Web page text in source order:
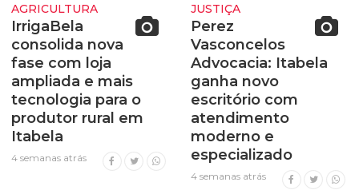
AGRICULTURA
IrrigaBela
consolida nova
fase com loja
ampliada e mais
tecnologia para o
produtor rural em
Itabela
4 semanas atrás
JUSTIÇA
Perez
Vasconcelos
Advocacia: Itabela
ganha novo
escritório com
atendimento
moderno e
especializado
4 semanas atrás